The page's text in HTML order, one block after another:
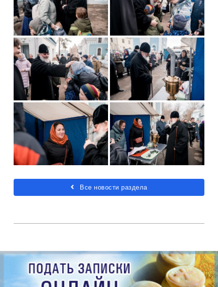
Все новости раздела